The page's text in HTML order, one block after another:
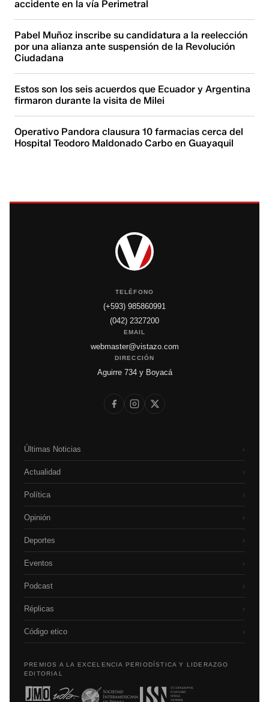
accidente en la vía Perimetral
Pabel Muñoz inscribe su candidatura a la reelección
por una alianza ante suspensión de la Revolución
Ciudadana
Estos son los seis acuerdos que Ecuador y Argentina
firmaron durante la visita de Milei
Operativo Pandora clausura 10 farmacias cerca del
Hospital Teodoro Maldonado Carbo en Guayaquil
TELÉFONO
(+593) 985860991
(042) 2327200
EMAIL
webmaster@vistazo.com
DIRECCIÓN
Aguirre 734 y Boyacá
Últimas Noticias ›
Actualidad ›
Política ›
Opinión ›
Deportes ›
Eventos ›
Podcast ›
Réplicas ›
Código etico ›
PREMIOS A LA EXCELENCIA PERIODÍSTICA Y LIDERAZGO
EDITORIAL